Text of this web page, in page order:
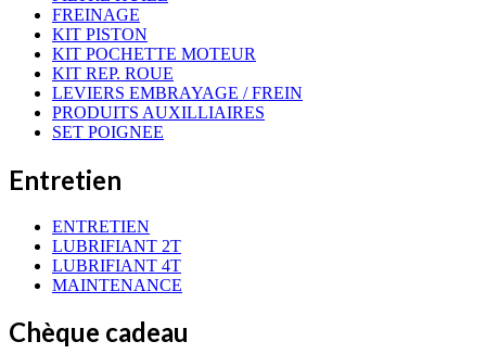
FREINAGE
KIT PISTON
KIT POCHETTE MOTEUR
KIT REP. ROUE
LEVIERS EMBRAYAGE / FREIN
PRODUITS AUXILLIAIRES
SET POIGNEE
Entretien
ENTRETIEN
LUBRIFIANT 2T
LUBRIFIANT 4T
MAINTENANCE
Chèque cadeau